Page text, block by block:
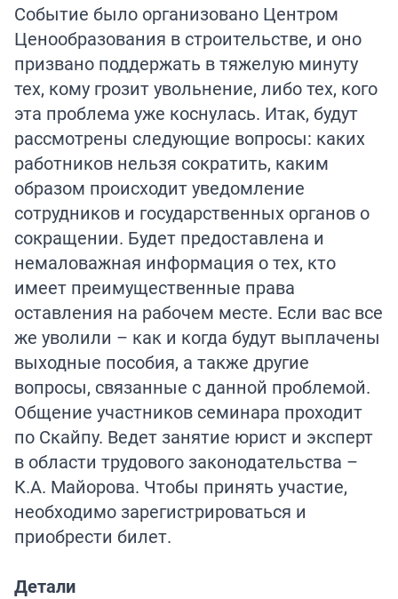
Событие было организовано Центром
Ценообразования в строительстве, и оно
призвано поддержать в тяжелую минуту
тех, кому грозит увольнение, либо тех, кого
эта проблема уже коснулась. Итак, будут
рассмотрены следующие вопросы: каких
работников нельзя сократить, каким
образом происходит уведомление
сотрудников и государственных органов о
сокращении. Будет предоставлена и
немаловажная информация о тех, кто
имеет преимущественные права
оставления на рабочем месте. Если вас все
же уволили – как и когда будут выплачены
выходные пособия, а также другие
вопросы, связанные с данной проблемой.
Общение участников семинара проходит
по Скайпу. Ведет занятие юрист и эксперт
в области трудового законодательства –
К.А. Майорова. Чтобы принять участие,
необходимо зарегистрироваться и
приобрести билет.
Детали